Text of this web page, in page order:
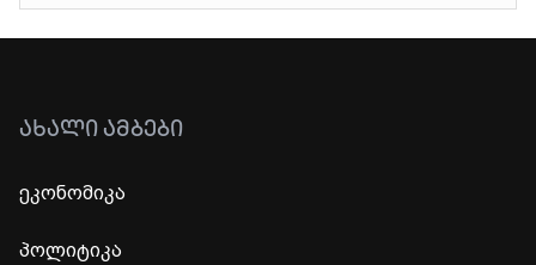
ᲐᲮᲐᲚᲘ ᲐᲛᲑᲔᲑᲘ
ეკონომიკა
პოლიტიკა